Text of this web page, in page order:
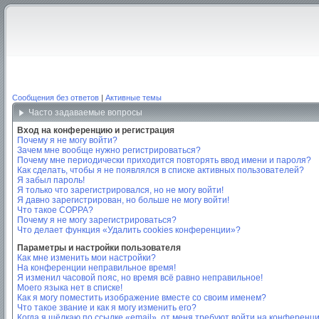
Сообщения без ответов | Активные темы
Часто задаваемые вопросы
Вход на конференцию и регистрация
Почему я не могу войти?
Зачем мне вообще нужно регистрироваться?
Почему мне периодически приходится повторять ввод имени и пароля?
Как сделать, чтобы я не появлялся в списке активных пользователей?
Я забыл пароль!
Я только что зарегистрировался, но не могу войти!
Я давно зарегистрирован, но больше не могу войти!
Что такое COPPA?
Почему я не могу зарегистрироваться?
Что делает функция «Удалить cookies конференции»?
Параметры и настройки пользователя
Как мне изменить мои настройки?
На конференции неправильное время!
Я изменил часовой пояс, но время всё равно неправильное!
Моего языка нет в списке!
Как я могу поместить изображение вместе со своим именем?
Что такое звание и как я могу изменить его?